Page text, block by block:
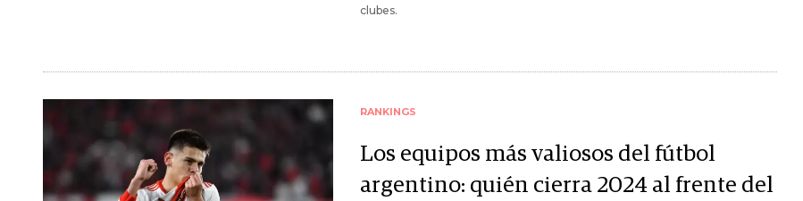
clubes.
RANKINGS
Los equipos más valiosos del fútbol
argentino: quién cierra 2024 al frente del